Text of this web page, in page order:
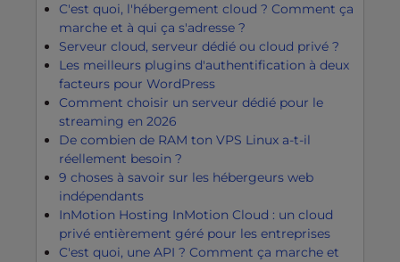
C'est quoi, l'hébergement cloud ? Comment ça
marche et à qui ça s'adresse ?
Serveur cloud, serveur dédié ou cloud privé ?
Les meilleurs plugins d'authentification à deux
facteurs pour WordPress
Comment choisir un serveur dédié pour le
streaming en 2026
De combien de RAM ton VPS Linux a-t-il
réellement besoin ?
9 choses à savoir sur les hébergeurs web
indépendants
InMotion Hosting InMotion Cloud : un cloud
privé entièrement géré pour les entreprises
C'est quoi, une API ? Comment ça marche et